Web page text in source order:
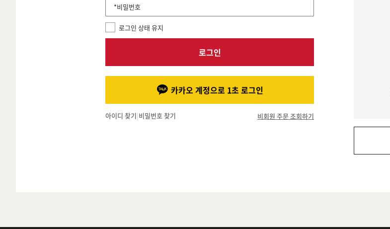
*비밀번호
로그인 상태 유지
로그인
카카오 계정으로 1초 로그인
아이디 찾기|비밀번호 찾기 비회원 주문 조회하기